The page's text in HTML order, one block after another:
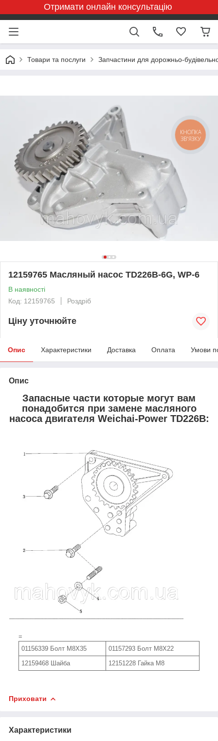
Отримати онлайн консультацію
Товари та послуги Запчастини для дорожньо-
12159765 Масляный насос TD226B-6G, WP-6
В наявності
Код: 12159765
Роздріб
Ціну уточнюйте
Опис Характеристики Доставка Оплата Умови
Опис
Запасные части которые могут вам
понадобится при замене масляного
насоса двигателя Weichai-Power TD226B:
=
01156339 Болт M8X35
01157293 Болт M8X22
12159468 Шайба
12151228 Гайка M8
Приховати
Характеристики
КНОПКА
ЗВ'ЯЗКУ